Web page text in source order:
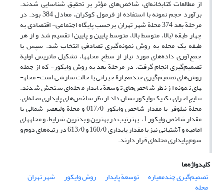
از مطالعات کتابخانه‌ای، شاخص‌های مؤثر بر تحقیق شناسایی شدند.
برآورد حجم نمونه با استفاده از فرمول کوکران، معادل 384 بود. در
مرحلة بعد 374 محلة شهر تهران برحسب پایگاه اجتماعی- اقتصادی به
چهار طبقه (بالا، متوسط بالا، متوسط پایین و پایین) تقسیم شد و از هر
طبقه یک محله به روش نمونه‌گیری تصادفی انتخاب شد. سپس با
جمع‌آوری داده‌های مورد نیاز از سطح محله­ها، تشکیل ماتریس اولیة
تصمیم‌گیری انجام گرفت. در مرحلة بعد به روش وایکور- که از جمله
روش‌های تصمیم‌گیری چندمعیارة جبرانی با حالت سازشی است- محله­
های نمونه از نظر شاخص‌های توسعة پایدار محله‌ای سنجش شدند.
نتایج اجرای تکنیک وایکور نشان داد از نظر شاخص‌های پایداری محله‌ای،
محلة نیلوفر با مقدار شاخص وایکور 017/0 و محلة ولی­عصر شمالی با
مقدار شاخص وایکور 1، به­ترتیب در بهترین و بدترین شرایط، و محله­های
امامیه و آشتیانی نیز با مقدار پایداری 160/0 و 613/0 در رتبه‌های دوم و
سوم پایداری محله‌ای قرار دارند.
کلیدواژه‌ها
تصمیم‌گیری چندمعیاره
توسعة پایدار روش وایکور شهر تهران
محله